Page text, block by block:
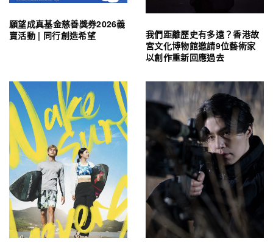
願望成真基金慈善獎券2026義
賣活動 | 同行創造希望
我們距離歷史有多遠？香港故
宮文化博物館邀請9位藝術家
以創作重新回應過去